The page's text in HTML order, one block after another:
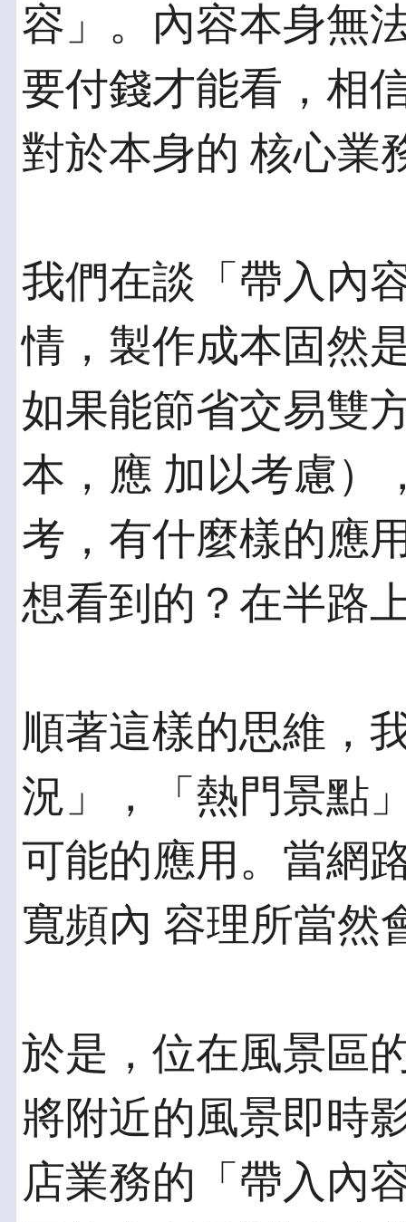
容」。內容本身無
要付錢才能看，相
對於本身的 核心業
我們在談「帶入內
情，製作成本固然
如果能節省交易雙
本，應 加以考慮）
考，有什麼樣的應
想看到的？在半路
順著這樣的思維，
況」，「熱門景點
可能的應用。當網
寬頻內 容理所當然
於是，位在風景區
將附近的風景即時
店業務的「帶入內